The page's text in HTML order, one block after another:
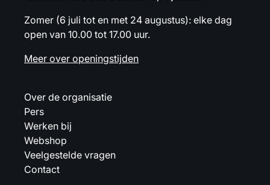
Zomer (6 juli tot en met 24 augustus): elke dag
open van 10.00 tot 17.00 uur.
Meer over openingstijden
Over de organisatie
Pers
Werken bij
Webshop
Veelgestelde vragen
Contact